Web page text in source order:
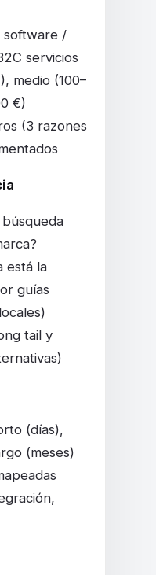
software /
servicios
medio (100–
€)
(3 razones
está la
guías
tail y
(días),
(meses)